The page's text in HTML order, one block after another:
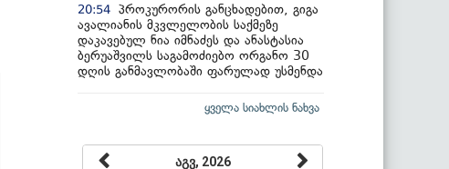
20:54 პროკურორის განცხადებით, გიგა
ავალიანის მკვლელობის საქმეზე
დაკავებულ ნია იმნაძეს და ანასტასია
ბერუაშვილს საგამოძიებო ორგანო 30
დღის განმავლობაში ფარულად უსმენდა
ყველა სიახლის ნახვა
აგვ, 2026